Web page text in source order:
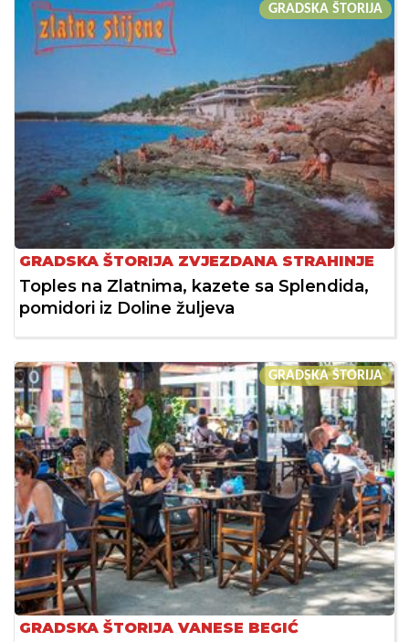
GRADSKA ŠTORIJA
GRADSKA ŠTORIJA ZVJEZDANA STRAHINJE
Toples na Zlatnima, kazete sa Splendida,
pomidori iz Doline žuljeva
GRADSKA ŠTORIJA
GRADSKA ŠTORIJA VANESE BEGIĆ